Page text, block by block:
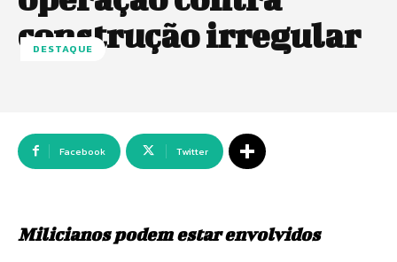
construção irregular
DESTAQUE
Facebook Twitter
Milicianos podem estar envolvidos